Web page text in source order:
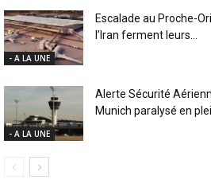
- A LA UNE
Escalade au Proche-
l’Iran ferment leurs...
- A LA UNE
Alerte Sécurité
Munich paralysé en